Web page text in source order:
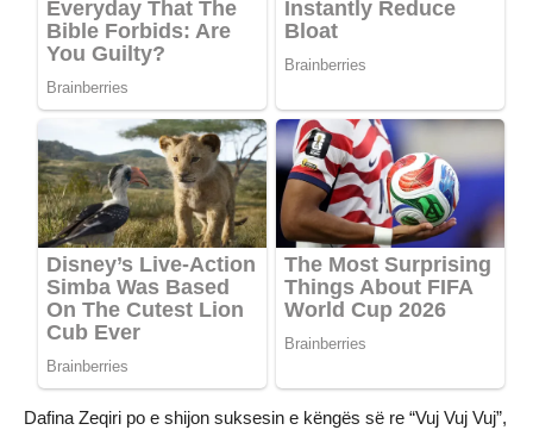
Dafina Zeqiri po e shijon suksesin e këngës së re “Vuj Vuj Vuj”,